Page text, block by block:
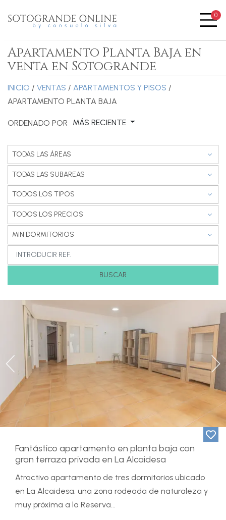
0
Apartamento Planta Baja en
venta en Sotogrande
INICIO / VENTAS / APARTAMENTOS Y PISOS /
APARTAMENTO PLANTA BAJA
ORDENADO POR MÁS RECIENTE
Previous
Fantástico apartamento en planta baja con
gran terraza privada en La Alcaidesa
Atractivo apartamento de tres dormitorios ubicado
en La Alcaidesa, una zona rodeada de naturaleza y
muy próxima a la Reserva...
TODAS LAS ÁREAS
TODAS LAS SUBAREAS
TODOS LOS TIPOS
TODOS LOS PRECIOS
MIN DORMITORIOS
BUSCAR